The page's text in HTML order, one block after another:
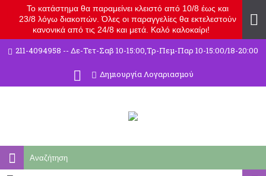
Το κατάστημα θα παραμείνει κλειστό από 10/8 έως και
23/8 λόγω διακοπών. Όλες οι παραγγελίες θα εκτελεστούν
κανονικά από τις 24/8 και μετά. Καλό καλοκαίρι!
211-4094958 -- Δε-Τετ-Σαβ 10-15:00,Τρ-Πεμ-Παρ 10-15:00/18-20:00
Δημιουργία Λογαριασμού